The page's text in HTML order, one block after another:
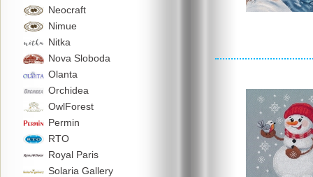
Neocraft
Nimue
Nitka
Nova Sloboda
Olanta
Orchidea
OwlForest
Permin
RTO
Royal Paris
Solaria Gallery